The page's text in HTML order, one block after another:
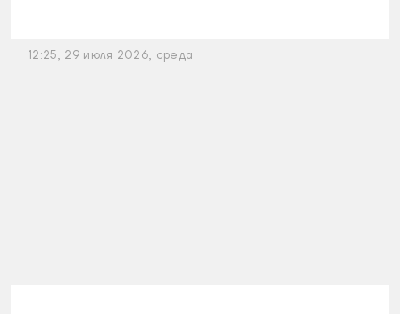
12:25, 29 июля 2026, среда